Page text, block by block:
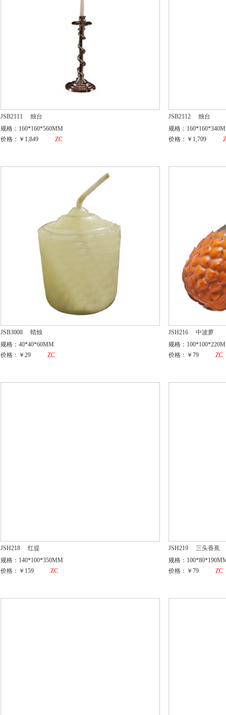
JSB2111
烛台
规格：160*160*560MM
价格：￥1,849
ZC
JSB2112
烛台
规格：
价格：￥1,709
JSB3008
蜡烛
规格：40*40*60MM
价格：￥29
ZC
JSH216
中波萝
规格：
价格：￥79
ZC
JSH218
红提
规格：140*100*350MM
价格：￥159
ZC
JSH219
三头香蕉
规格：
价格：￥79
ZC